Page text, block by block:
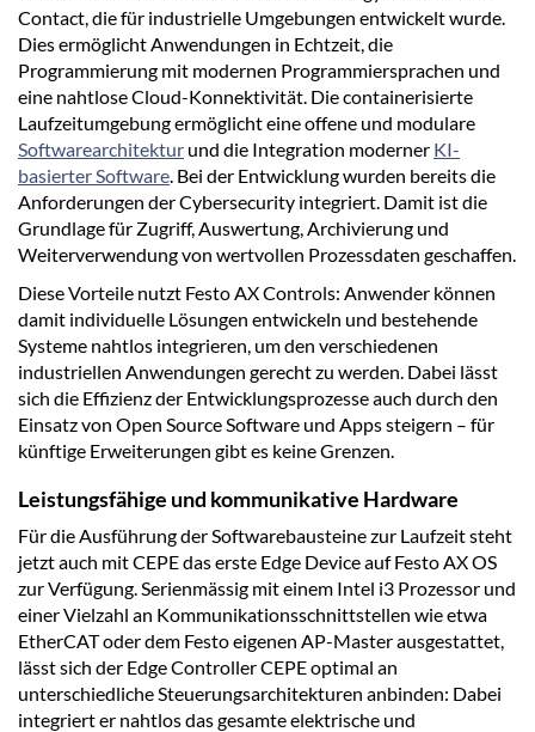
Contact, die für industrielle Umgebungen entwickelt wurde.
Dies ermöglicht Anwendungen in Echtzeit, die
Programmierung mit modernen Programmiersprachen und
eine nahtlose Cloud-Konnektivität. Die containerisierte
Laufzeitumgebung ermöglicht eine offene und modulare
Softwarearchitektur und die Integration moderner KI-
basierter Software . Bei der Entwicklung wurden bereits die
Anforderungen der Cybersecurity integriert. Damit ist die
Grundlage für Zugriff, Auswertung, Archivierung und
Weiterverwendung von wertvollen Prozessdaten geschaffen.
Diese Vorteile nutzt Festo AX Controls: Anwender können
damit individuelle Lösungen entwickeln und bestehende
Systeme nahtlos integrieren, um den verschiedenen
industriellen Anwendungen gerecht zu werden. Dabei lässt
sich die Effizienz der Entwicklungsprozesse auch durch den
Einsatz von Open Source Software und Apps steigern – für
künftige Erweiterungen gibt es keine Grenzen.
Leistungsfähige und kommunikative Hardware
Für die Ausführung der Softwarebausteine zur Laufzeit steht
jetzt auch mit CEPE das erste Edge Device auf Festo AX OS
zur Verfügung. Serienmässig mit einem Intel i3 Prozessor und
einer Vielzahl an Kommunikationsschnittstellen wie etwa
EtherCAT oder dem Festo eigenen AP-Master ausgestattet,
lässt sich der Edge Controller CEPE optimal an
unterschiedliche Steuerungsarchitekturen anbinden: Dabei
integriert er nahtlos das gesamte elektrische und